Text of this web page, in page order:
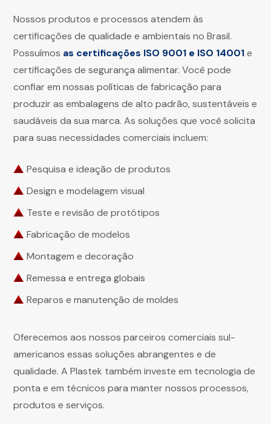
Nossos produtos e processos atendem às
certificações de qualidade e ambientais no Brasil.
Possuímos as certificações ISO 9001 e ISO 14001e
certificações de segurança alimentar. Você pode
confiar em nossas políticas de fabricação para
produzir as embalagens de alto padrão, sustentáveis e
saudáveis da sua marca. As soluções que você solicita
para suas necessidades comerciais incluem:
Pesquisa e ideação de produtos
Design e modelagem visual
Teste e revisão de protótipos
Fabricação de modelos
Montagem e decoração
Remessa e entrega globais
Reparos e manutenção de moldes
Oferecemos aos nossos parceiros comerciais sul-
americanos essas soluções abrangentes e de
qualidade. A Plastek também investe em tecnologia de
ponta e em técnicos para manter nossos processos,
produtos e serviços.